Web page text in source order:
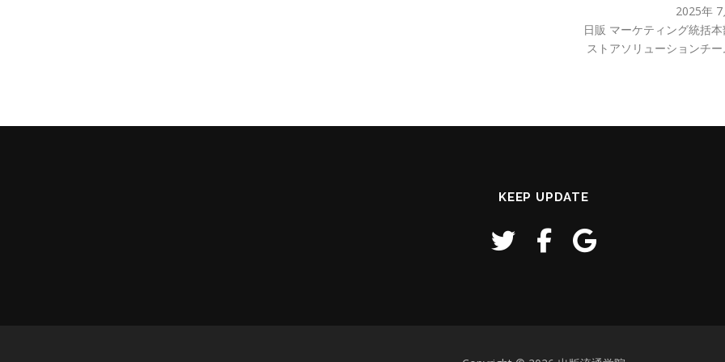
2025年 7
日販 マーケティング統括本
ストアソリューションチー
KEEP UPDATE